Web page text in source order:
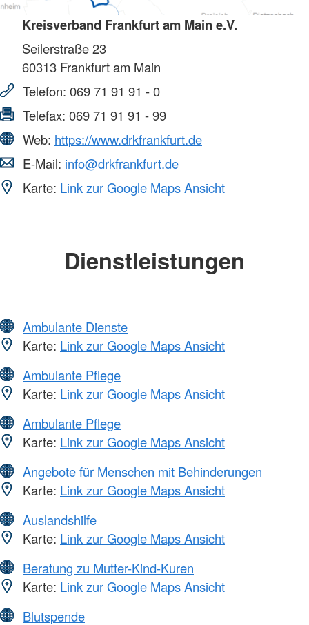
Kreisverband Frankfurt am Main e.V.
Seilerstraße 23
60313 Frankfurt am Main
Telefon: 069 71 91 91 - 0
Telefax: 069 71 91 91 - 99
Web: https://www.drkfrankfurt.de
E-Mail: info@drkfrankfurt.de
Karte: Link zur Google Maps Ansicht
Dienstleistungen
Ambulante Dienste
Karte: Link zur Google Maps Ansicht
Ambulante Pflege
Karte: Link zur Google Maps Ansicht
Ambulante Pflege
Karte: Link zur Google Maps Ansicht
Angebote für Menschen mit Behinderungen
Karte: Link zur Google Maps Ansicht
Auslandshilfe
Karte: Link zur Google Maps Ansicht
Beratung zu Mutter-Kind-Kuren
Karte: Link zur Google Maps Ansicht
Blutspende